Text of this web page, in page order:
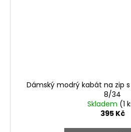
Dámský modrý kabát na zip s
8/34
Skladem (1
395 Kč